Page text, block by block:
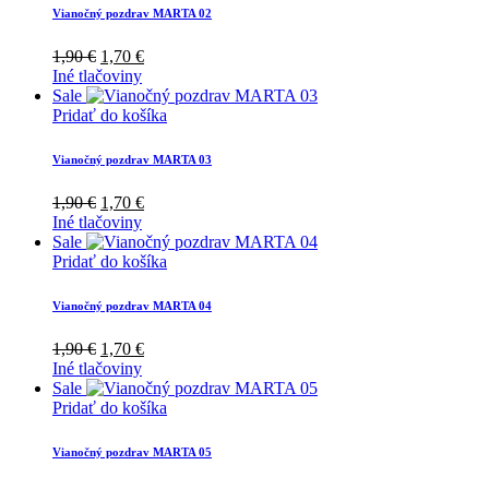
Vianočný pozdrav MARTA 02
1,90€ Pôvodná
cena
bola:
1,90 €.
1,70 €Aktuálna
je:
1,70 €.
Iné tlačoviny
Sale
Pridať do košíka
Vianočný pozdrav MARTA 03
1,90€ Pôvodná
cena
bola:
1,90 €.
1,70 €Aktuálna
je:
1,70 €.
Iné tlačoviny
Sale
Pridať do košíka
Vianočný pozdrav MARTA 04
1,90€ Pôvodná
cena
bola:
1,90 €.
1,70 €Aktuálna
je:
1,70 €.
Iné tlačoviny
Sale
Pridať do košíka
Vianočný pozdrav MARTA 05